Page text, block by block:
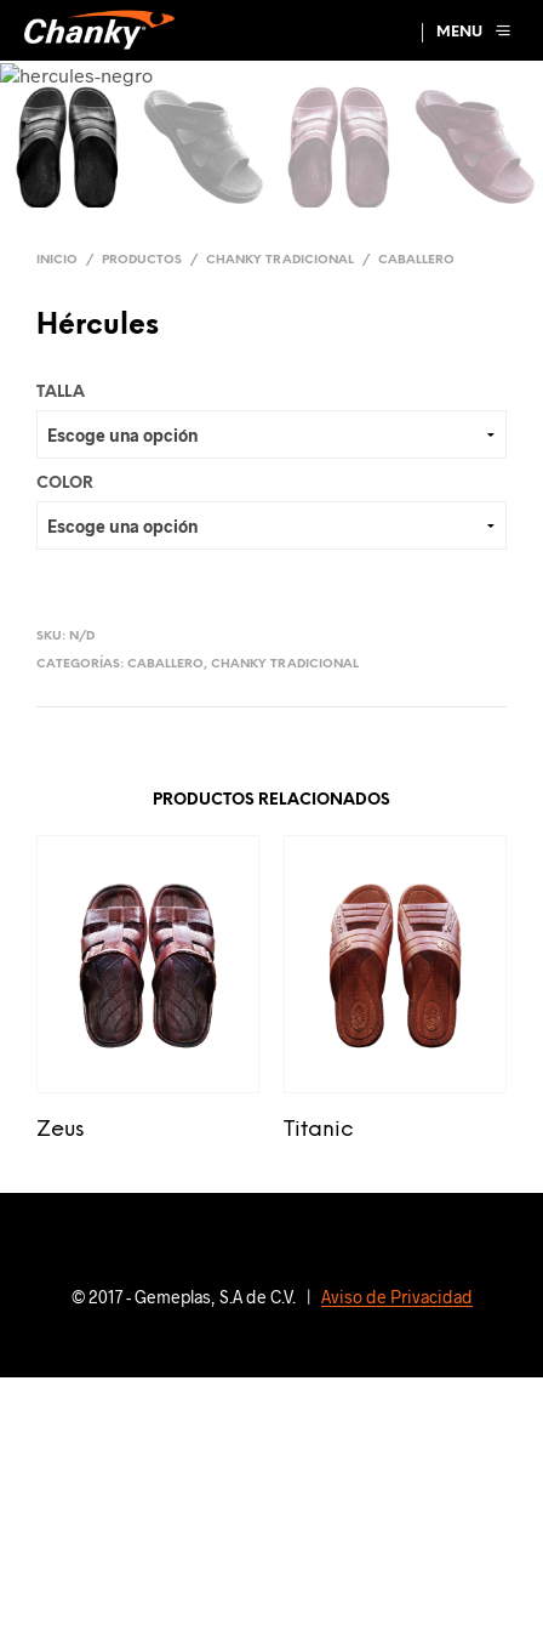
MENU
INICIO / PRODUCTOS / CHANKY TRADICIONAL / CABALLERO
Hércules
TALLA
COLOR
SKU: N/D
CATEGORÍAS: CABALLERO, CHANKY TRADICIONAL
PRODUCTOS RELACIONADOS
Zeus Titanic
© 2017 - Gemeplas, S.A de C.V. | Aviso de Privacidad